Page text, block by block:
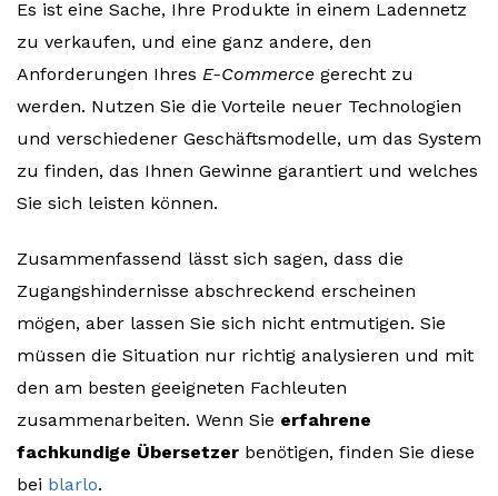
Es ist eine Sache, Ihre Produkte in einem Ladennetz
zu verkaufen, und eine ganz andere, den
Anforderungen Ihres E-Commerce gerecht zu
werden. Nutzen Sie die Vorteile neuer Technologien
und verschiedener Geschäftsmodelle, um das System
zu finden, das Ihnen Gewinne garantiert und welches
Sie sich leisten können.
Zusammenfassend lässt sich sagen, dass die
Zugangshindernisse abschreckend erscheinen
mögen, aber lassen Sie sich nicht entmutigen. Sie
müssen die Situation nur richtig analysieren und mit
den am besten geeigneten Fachleuten
zusammenarbeiten. Wenn Sie erfahrene
fachkundige Übersetzer benötigen, finden Sie diese
bei blarlo.